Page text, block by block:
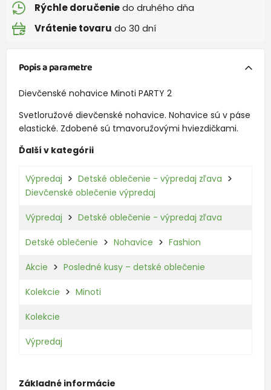
Rýchle doručeniedo druhého dňa
Vrátenie tovaru do 30 dní
Popis a parametre
Dievčenské nohavice Minoti PARTY 2
Svetloružové dievčenské nohavice. Nohavice sú v páse
elastické. Zdobené sú tmavoružovými hviezdičkami.
Ďalší v kategórii
Výpredaj
Detské oblečenie - výpredaj zľava
Dievčenské oblečenie výpredaj
Výpredaj Detské oblečenie - výpredaj zľava
Detské oblečenie Nohavice Fashion
Akcie Posledné kusy – detské oblečenie
Kolekcie Minoti
Kolekcie
Výpredaj
Základné informácie